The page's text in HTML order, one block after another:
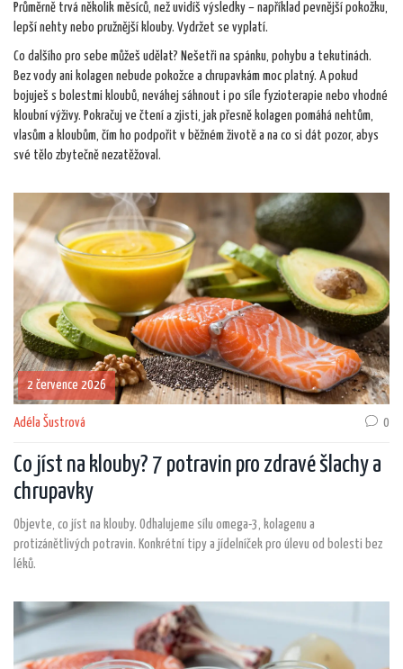
Průměrně trvá několik měsíců, než uvidíš výsledky – například pevnější pokožku,
lepší nehty nebo pružnější klouby. Vydržet se vyplatí.
Co dalšího pro sebe můžeš udělat? Nešetři na spánku, pohybu a tekutinách.
Bez vody ani kolagen nebude pokožce a chrupavkám moc platný. A pokud
bojuješ s bolestmi kloubů, neváhej sáhnout i po síle fyzioterapie nebo vhodné
kloubní výživy. Pokračuj ve čtení a zjisti, jak přesně kolagen pomáhá nehtům,
vlasům a kloubům, čím ho podpořit v běžném životě a na co si dát pozor, abys
své tělo zbytečně nezatěžoval.
2 července 2026
Adéla Šustrová 0
Co jíst na klouby? 7 potravin pro zdravé šlachy a
chrupavky
Objevte, co jíst na klouby. Odhalujeme sílu omega-3, kolagenu a
protizánětlivých potravin. Konkrétní tipy a jídelníček pro úlevu od bolesti bez
léků.